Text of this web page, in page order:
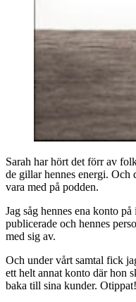
Sarah har hört det förr av
de gillar hennes energi. Och
vara med på podden.
Jag såg hennes ena konto
publicerade och hennes
med sig av.
Och under vårt samtal fick
ett helt annat konto där hon
baka till sina kunder. Otippat!